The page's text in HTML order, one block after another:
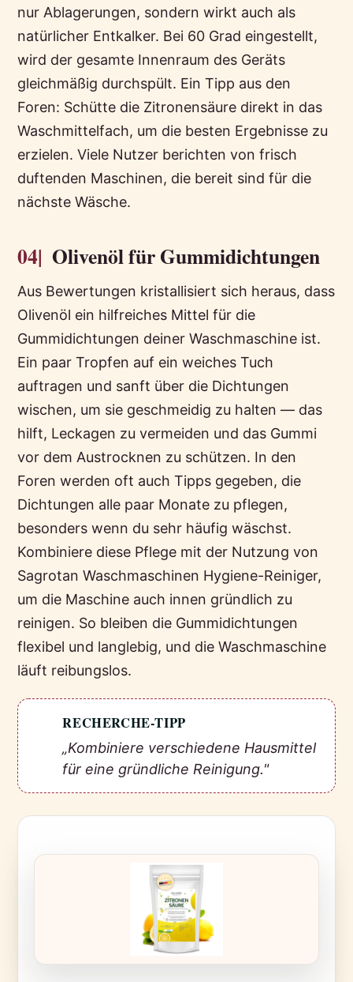
nur Ablagerungen, sondern wirkt auch als
natürlicher Entkalker. Bei 60 Grad eingestellt,
wird der gesamte Innenraum des Geräts
gleichmäßig durchspült. Ein Tipp aus den
Foren: Schütte die Zitronensäure direkt in das
Waschmittelfach, um die besten Ergebnisse zu
erzielen. Viele Nutzer berichten von frisch
duftenden Maschinen, die bereit sind für die
nächste Wäsche.
04| Olivenöl für Gummidichtungen
Aus Bewertungen kristallisiert sich heraus, dass
Olivenöl ein hilfreiches Mittel für die
Gummidichtungen deiner Waschmaschine ist.
Ein paar Tropfen auf ein weiches Tuch
auftragen und sanft über die Dichtungen
wischen, um sie geschmeidig zu halten — das
hilft, Leckagen zu vermeiden und das Gummi
vor dem Austrocknen zu schützen. In den
Foren werden oft auch Tipps gegeben, die
Dichtungen alle paar Monate zu pflegen,
besonders wenn du sehr häufig wäschst.
Kombiniere diese Pflege mit der Nutzung von
Sagrotan Waschmaschinen Hygiene-Reiniger,
um die Maschine auch innen gründlich zu
reinigen. So bleiben die Gummidichtungen
flexibel und langlebig, und die Waschmaschine
läuft reibungslos.
RECHERCHE-TIPP
„Kombiniere verschiedene Hausmittel
für eine gründliche Reinigung."